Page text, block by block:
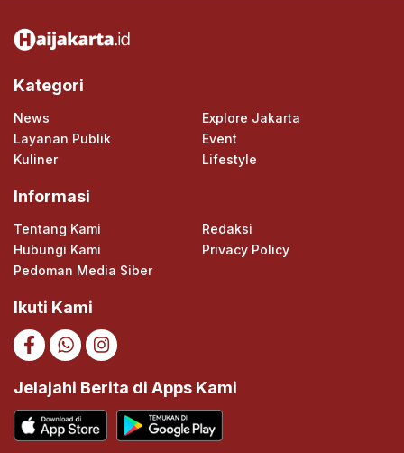
Kategori
News
Explore Jakarta
Layanan Publik
Event
Kuliner
Lifestyle
Informasi
Tentang Kami
Redaksi
Hubungi Kami
Privacy Policy
Pedoman Media Siber
Ikuti Kami
Jelajahi Berita di Apps Kami